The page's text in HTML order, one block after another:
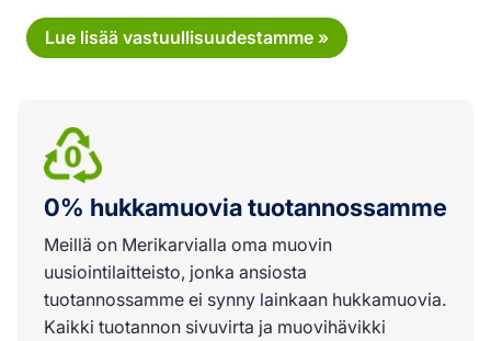
Lue lisää vastuullisuudestamme »
0% hukkamuovia tuotannossamme
Meillä on Merikarvialla oma muovin
uusiointilaitteisto, jonka ansiosta
tuotannossamme ei synny lainkaan hukkamuovia.
Kaikki tuotannon sivuvirta ja muovihävikki